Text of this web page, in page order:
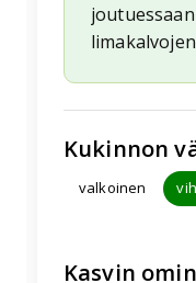
Kukinnon
valkoinen
Kasvin